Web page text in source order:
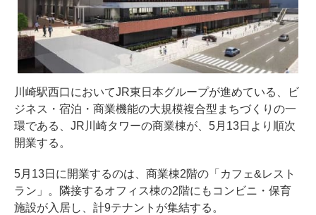
川崎駅西口においてJR東日本グループが進めている、ビ
ジネス・宿泊・商業機能の大規模複合型まちづくりの一
環である、JR川崎タワーの商業棟が、5月13日より順次
開業する。
5月13日に開業するのは、商業棟2階の「カフェ&レスト
ラン」。隣接するオフィス棟の2階にもコンビニ・保育
施設が入居し、計9テナントが集結する。